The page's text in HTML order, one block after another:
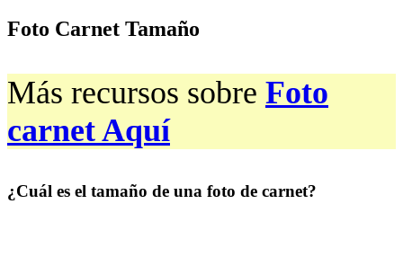
Foto Carnet Tamaño
Más recursos sobre Foto
carnet Aquí
¿Cuál es el tamaño de una foto de carnet?